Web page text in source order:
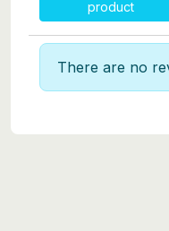
product
There are no